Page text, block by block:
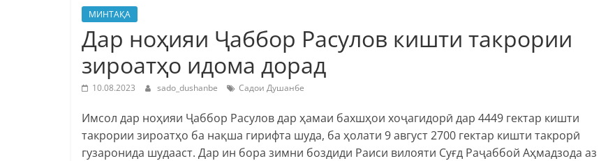
МИНТАҚА
Дар ноҳияи Ҷаббор Расулов кишти такрории
зироатҳо идома дорад
10.08.2023 sado_dushanbe Садои Душанбе
Имсол дар ноҳияи Ҷаббор Расулов дар ҳамаи бахшҳои хоҷагидорӣ дар​ 4449 гектар кишти
такрории зироатҳо ба нақша гирифта шуда, ба ҳолати 9 август 2700 гектар кишти такрорӣ
гузаронида шудааст. Дар ин бора зимни боздиди Раиси вилояти Суғд Раҷаббой Аҳмадзода аз